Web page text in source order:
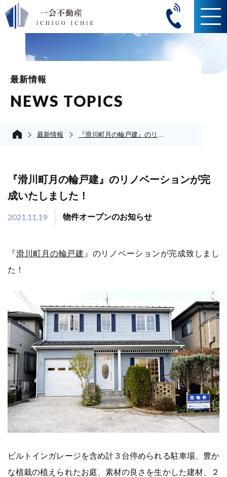
最新情報
NEWS TOPICS
最新情報 『滑川町月の輪戸建』のリノベーションが完成いたしました！
『滑川町月の輪戸建』のリノベーションが完
成いたしました！
2021.11.19 物件オープンのお知らせ
『滑川町月の輪戸建 』のリノベーションが完成致しまし
た！
ビルトインガレージを含め計３台停められる駐車場、豊か
な植栽の植えられたお庭、素材の良さを生かした建材、２